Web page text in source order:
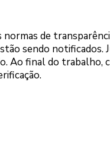
normas de
sendo notificados.
Ao final do trabalho,